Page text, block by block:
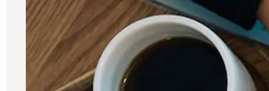
Reise Ideen
Outdoor & bike
Essen & trinken